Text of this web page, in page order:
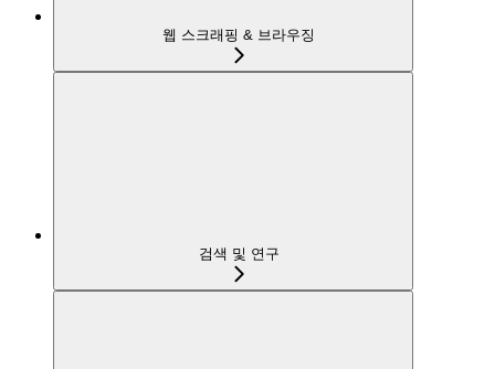
웹 스크래핑 & 브라우징
검색 및 연구